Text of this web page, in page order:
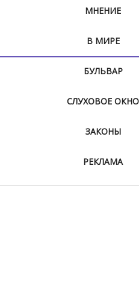
МНЕНИЕ
В МИРЕ
БУЛЬВАР
СЛУХОВОЕ ОКНО
ЗАКОНЫ
РЕКЛАМА